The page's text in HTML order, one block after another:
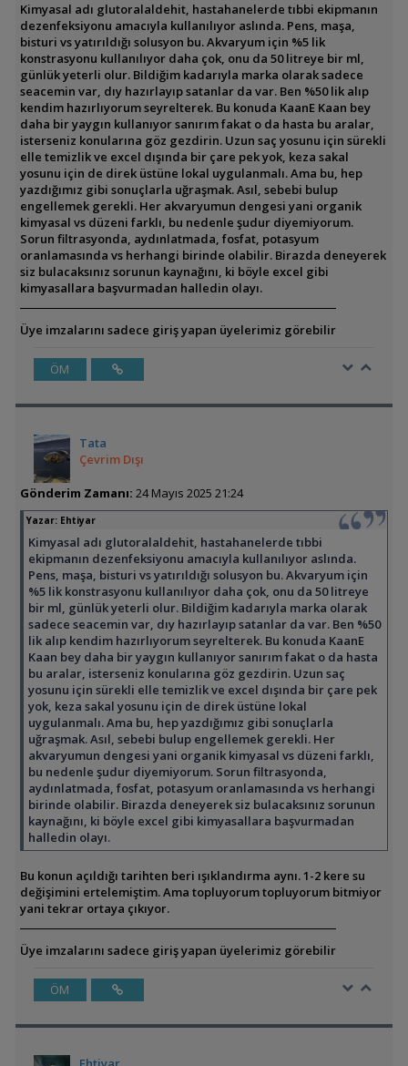
Kimyasal adı glutoralaldehit, hastahanelerde tıbbi ekipmanın
dezenfeksiyonu amacıyla kullanılıyor aslında. Pens, maşa,
bisturi vs yatırıldığı solusyon bu. Akvaryum için %5 lik
konstrasyonu kullanılıyor daha çok, onu da 50 litreye bir ml,
günlük yeterli olur. Bildiğim kadarıyla marka olarak sadece
seacemin var, dıy hazırlayıp satanlar da var. Ben %50 lik alıp
kendim hazırlıyorum seyrelterek. Bu konuda KaanE Kaan bey
daha bir yaygın kullanıyor sanırım fakat o da hasta bu aralar,
isterseniz konularına göz gezdirin. Uzun saç yosunu için sürekli
elle temizlik ve excel dışında bir çare pek yok, keza sakal
yosunu için de direk üstüne lokal uygulanmalı. Ama bu, hep
yazdığımız gibi sonuçlarla uğraşmak. Asıl, sebebi bulup
engellemek gerekli. Her akvaryumun dengesi yani organik
kimyasal vs düzeni farklı, bu nedenle şudur diyemiyorum.
Sorun filtrasyonda, aydınlatmada, fosfat, potasyum
oranlamasında vs herhangi birinde olabilir. Birazda deneyerek
siz bulacaksınız sorunun kaynağını, ki böyle excel gibi
kimyasallara başvurmadan halledin olayı.
Üye imzalarını sadece giriş yapan üyelerimiz görebilir
ÖM
Tata
Çevrim Dışı
Gönderim Zamanı: 24 Mayıs 2025 21:24
Yazar: Ehtiyar
Kimyasal adı glutoralaldehit, hastahanelerde tıbbi
ekipmanın dezenfeksiyonu amacıyla kullanılıyor aslında.
Pens, maşa, bisturi vs yatırıldığı solusyon bu. Akvaryum için
%5 lik konstrasyonu kullanılıyor daha çok, onu da 50 litreye
bir ml, günlük yeterli olur. Bildiğim kadarıyla marka olarak
sadece seacemin var, dıy hazırlayıp satanlar da var. Ben %50
lik alıp kendim hazırlıyorum seyrelterek. Bu konuda KaanE
Kaan bey daha bir yaygın kullanıyor sanırım fakat o da hasta
bu aralar, isterseniz konularına göz gezdirin. Uzun saç
yosunu için sürekli elle temizlik ve excel dışında bir çare pek
yok, keza sakal yosunu için de direk üstüne lokal
uygulanmalı. Ama bu, hep yazdığımız gibi sonuçlarla
uğraşmak. Asıl, sebebi bulup engellemek gerekli. Her
akvaryumun dengesi yani organik kimyasal vs düzeni farklı,
bu nedenle şudur diyemiyorum. Sorun filtrasyonda,
aydınlatmada, fosfat, potasyum oranlamasında vs herhangi
birinde olabilir. Birazda deneyerek siz bulacaksınız sorunun
kaynağını, ki böyle excel gibi kimyasallara başvurmadan
halledin olayı.
Bu konun açıldığı tarihten beri ışıklandırma aynı. 1-2 kere su
değişimini ertelemiştim. Ama topluyorum topluyorum bitmiyor
yani tekrar ortaya çıkıyor.
Üye imzalarını sadece giriş yapan üyelerimiz görebilir
ÖM